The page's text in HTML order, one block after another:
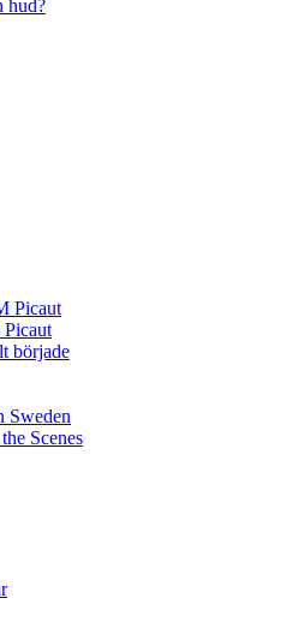
hud?
Picaut
Picaut
började
Sweden
Scenes